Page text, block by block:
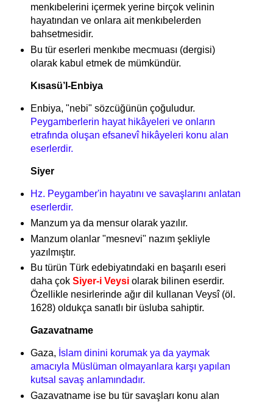
menkıbelerini içermek yerine birçok velinin
hayatından ve onlara ait menkıbelerden
bahsetmesidir.
Bu tür eserleri menkıbe mecmuası (dergisi)
olarak kabul etmek de mümkündür.
Kısasü’l-Enbiya
Enbiya, "nebi" sözcüğünün çoğuludur.
Peygamberlerin hayat hikâyeleri ve onların
etrafında oluşan efsanevî hikâyeleri konu alan
eserlerdir.
Siyer
Hz. Peygamber'in hayatını ve savaşlarını anlatan
eserlerdir.
Manzum ya da mensur olarak yazılır.
Manzum olanlar "mesnevi" nazım şekliyle
yazılmıştır.
Bu türün Türk edebiyatındaki en başarılı eseri
daha çok Siyer-i Veysiolarak bilinen eserdir.
Özellikle nesirlerinde ağır dil kullanan Veysî (öl.
1628) oldukça sanatlı bir üsluba sahiptir.
Gazavatname
Gaza, İslam dinini korumak ya da yaymak
amacıyla Müslüman olmayanlara karşı yapılan
kutsal savaş anlamındadır.
Gazavatname ise bu tür savaşları konu alan